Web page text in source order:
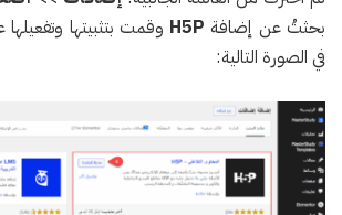
بحثتُ عن إضافة H5P وقمت بتثبيتها
في الصورة التالية: